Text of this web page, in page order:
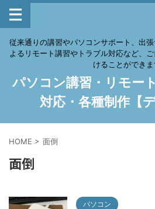
従来通りの講習やパソコンサポート、出
よるリモート講習やトラブル対応など、
けることができま
パソコン講習・リモー
対応・各種制作【
HOME > 面倒
面倒
パソコン